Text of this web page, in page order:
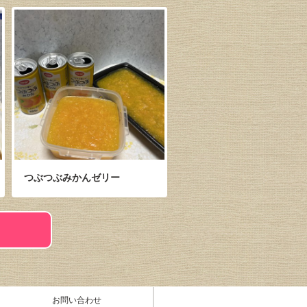
つぶつぶみかんゼリー
お問い合わせ